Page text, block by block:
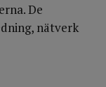
De
nätverk